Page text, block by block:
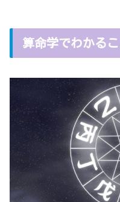
算命学でわかるこ